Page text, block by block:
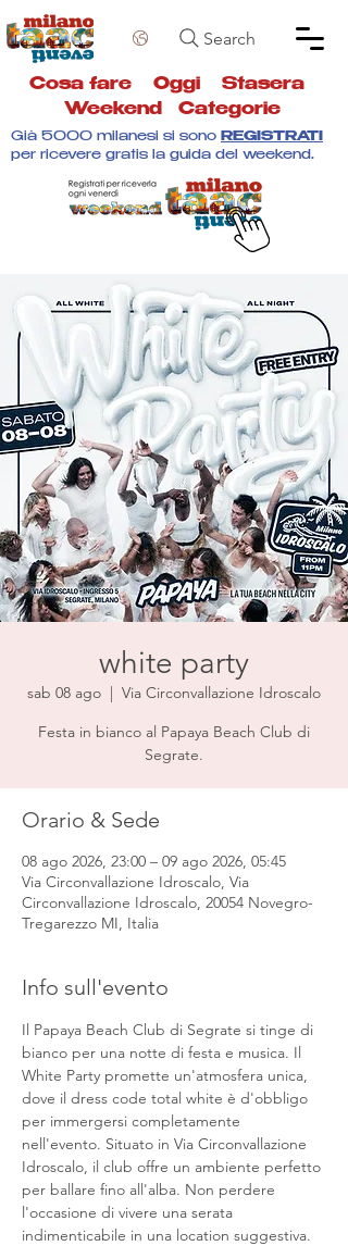
Search
Cosa fare Oggi Stasera
Weekend
Categorie
Già 5000 milanesi si sono REGISTRATI
per ricevere gratis la guida del weekend.
white party
sab 08 ago
  |
Via Circonvallazione Idroscalo
Festa in bianco al Papaya Beach Club di
Segrate.
Orario & Sede
08 ago 2026, 23:00 – 09 ago 2026, 05:45
Via Circonvallazione Idroscalo, Via
Circonvallazione Idroscalo, 20054 Novegro-
Tregarezzo MI, Italia
Info sull'evento
Il Papaya Beach Club di Segrate si tinge di
bianco per una notte di festa e musica. Il
White Party promette un'atmosfera unica,
dove il dress code total white è d'obbligo
per immergersi completamente
nell'evento. Situato in Via Circonvallazione
Idroscalo, il club offre un ambiente perfetto
per ballare fino all'alba. Non perdere
l'occasione di vivere una serata
indimenticabile in una location suggestiva.